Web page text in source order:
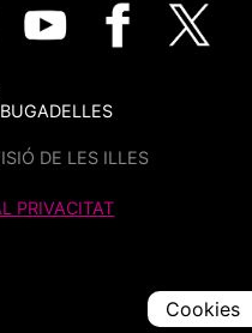
DE LES ILLES
PRIVACITAT
Cookies